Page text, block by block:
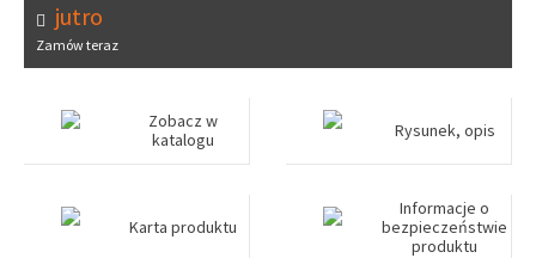
jutro
Zamów teraz
Zobacz w
katalogu
Rysunek, opis
Karta produktu
Informacje o
bezpieczeństwie
produktu